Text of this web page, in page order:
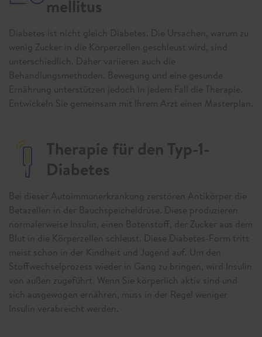
mellitus
Diabetes ist nicht gleich Diabetes. Die Ursachen, warum zu
wenig Zucker in die Körperzellen geschleust wird, sind
unterschiedlich. Daher variieren auch die
Behandlungsmethoden. Bewegung und eine gesunde
Ernährung unterstützen jedoch in jedem Fall die Therapie.
Entwickeln Sie gemeinsam mit Ihrem Arzt einen Masterplan.
Therapie für den Typ-1-
Diabetes
Bei dieser Autoimmunerkrankung zerstören Antikörper die
Betazellen in der Bauchspeicheldrüse. Diese produzieren
normalerweise Insulin, einen Botenstoff, der Zucker aus dem
Blut in die Körperzellen schleust. Diese Diabetes-Form tritt
meist schon in der Kindheit und Jugend auf. Um den
Stoffwechselprozess wieder in Gang zu bringen, wird Insulin
von außen zugeführt. Wenn Sie körperlich aktiv sind und
sich ausgewogen ernähren, muss in der Regel weniger
Insulin verabreicht werden.